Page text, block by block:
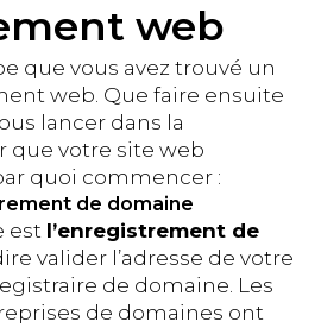
web
que vous avez trouvé un
web. Que faire ensuite
lancer dans la
que votre site web
quoi commencer :
de domaine
est l’enregistrement de
valider l’adresse de votre
de domaine. Les
de domaines ont